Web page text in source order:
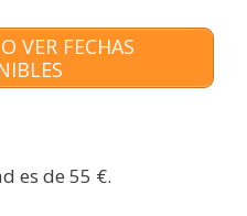
VER FECHAS
es de 55 €.